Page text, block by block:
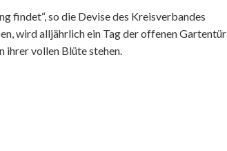
findet“, so die Devise des Kreisverbandes
wird alljährlich ein Tag der offenen Gartentür
ihrer vollen Blüte stehen.